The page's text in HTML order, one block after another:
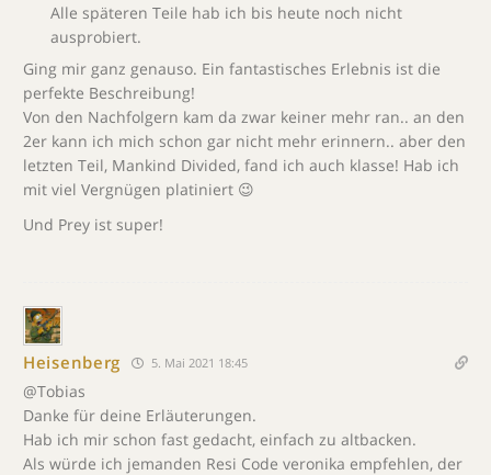
Alle späteren Teile hab ich bis heute noch nicht
ausprobiert.
Ging mir ganz genauso. Ein fantastisches Erlebnis ist die
perfekte Beschreibung!
Von den Nachfolgern kam da zwar keiner mehr ran.. an den
2er kann ich mich schon gar nicht mehr erinnern.. aber den
letzten Teil, Mankind Divided, fand ich auch klasse! Hab ich
mit viel Vergnügen platiniert 😉
Und Prey ist super!
Heisenberg 5. Mai 2021 18:45
@Tobias
Danke für deine Erläuterungen.
Hab ich mir schon fast gedacht, einfach zu altbacken.
Als würde ich jemanden Resi Code veronika empfehlen, der